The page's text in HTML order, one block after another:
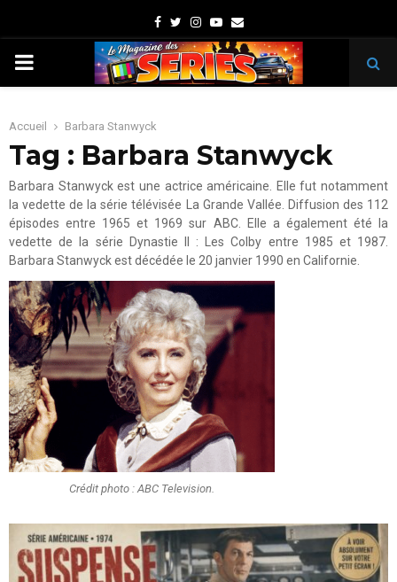
Facebook
TwitterInstagram
Youtube
Email
PRIMARY
Accueil Barbara Stanwyck
Tag : Barbara Stanwyck
Barbara Stanwyck est une actrice américaine. Elle fut notamment
la vedette de la série télévisée La Grande Vallée. Diffusion des 112
épisodes entre 1965 et 1969 sur ABC. Elle a également été la
vedette de la série Dynastie II : Les Colby entre 1985 et 1987.
Barbara Stanwyck est décédée le 20 janvier 1990 en Californie.
Crédit photo : ABC Television.